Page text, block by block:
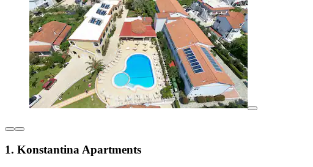
1. Konstantina Apartments